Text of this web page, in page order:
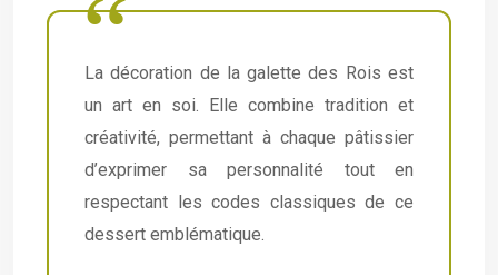
La décoration de la galette des Rois est
un art en soi. Elle combine tradition et
créativité, permettant à chaque pâtissier
d’exprimer sa personnalité tout en
respectant les codes classiques de ce
dessert emblématique.